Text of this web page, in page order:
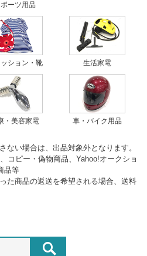
ーツ用品
ション・靴 生活家電
・美容家電 車・バイク用品
ない場合は、出品対象外となります。
コピー・偽物商品、Yahoo!オークショ
品等
た商品の返送を希望される場合、送料